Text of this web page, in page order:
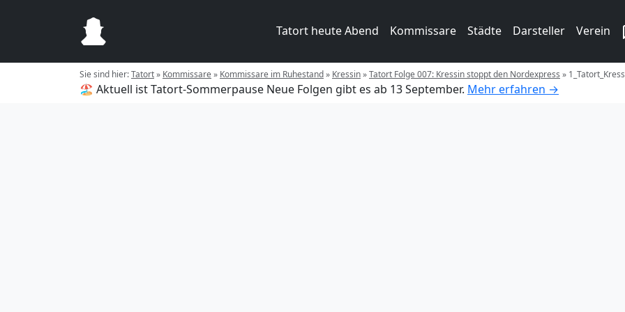
Tatort heute Abend Kommissare Städte Darsteller Verein
Sie sind hier:Tatort» Kommissare» Kommissare im Ruhestand» Kressin»Tatort Folge 007: Kressin stoppt den Nordexpress »
🏖️ Aktuell ist Tatort-Sommerpause Neue Folgen gibt es ab 13 September. Mehr erfahren →